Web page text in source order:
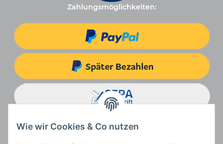
Zahlungsmöglichkeiten:
Wie wir Cookies & Co nutzen